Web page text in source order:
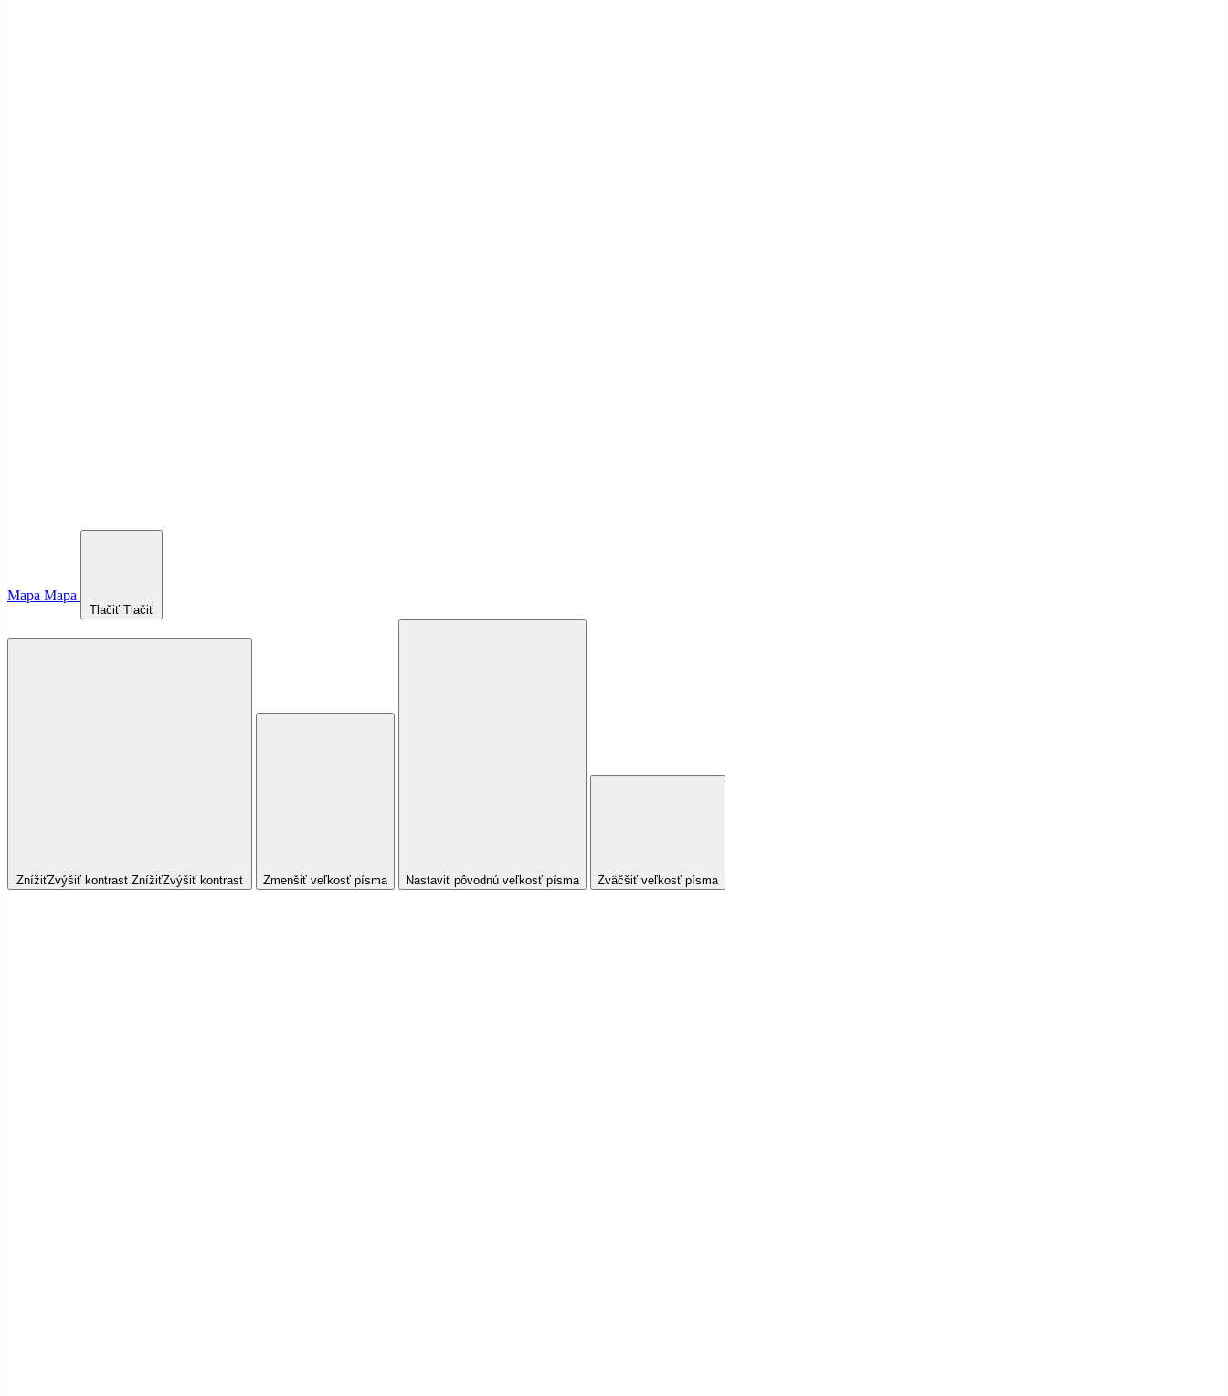
Mapa Mapa
Tlačiť Tlačiť
ZnížiťZvýšiť kontrast ZnížiťZvýšiť kontrast Zmenšiť veľkosť písma Nastaviť pôvodnú veľkosť písma Zväčšiť veľkosť písma